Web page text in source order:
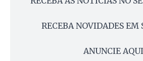
RECEBA NOVIDADES EM
ANUNCIE AQUI